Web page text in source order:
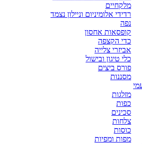
מלקחיים
רדידי אלומיניום וניילון נצמד
נפה
קופסאות אחסון
כדי הקצפה
אביזרי צלייה
כלי טיגון ובישול
פורס ביצים
מסננות
מזלגות
כפות
סכינים
צלחות
כוסות
מפות ומפיות